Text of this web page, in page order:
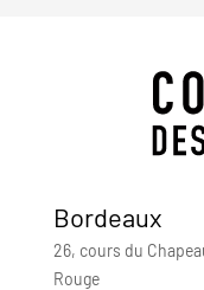
Bordeaux
26, cours du
Rouge